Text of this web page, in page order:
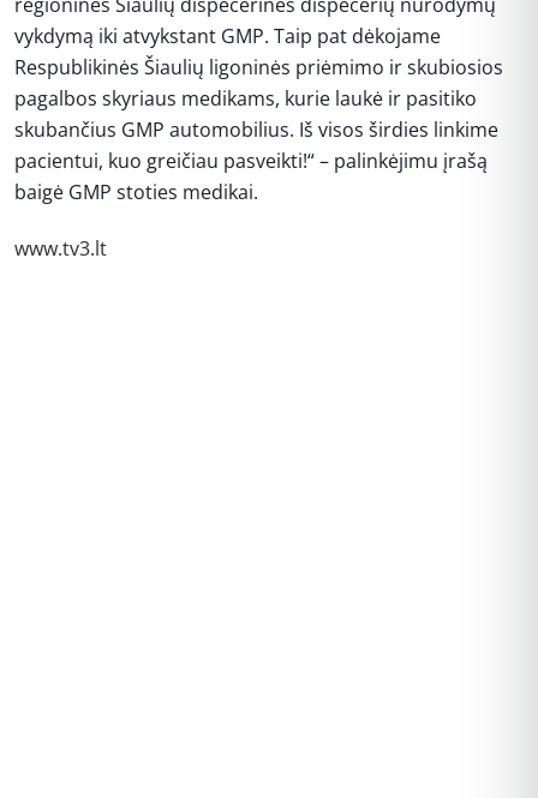
vykdymą iki atvykstant GMP. Taip pat dėkojame
Respublikinės Šiaulių ligoninės priėmimo ir skubiosios
pagalbos skyriaus medikams, kurie laukė ir pasitiko
skubančius GMP automobilius. Iš visos širdies linkime
pacientui, kuo greičiau pasveikti!“ – palinkėjimu įrašą
baigė GMP stoties medikai.
www.tv3.lt